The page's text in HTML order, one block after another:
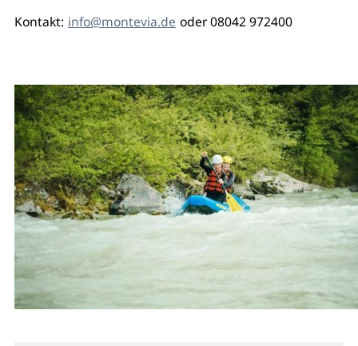
Kontakt: info@montevia.de oder 08042 972400